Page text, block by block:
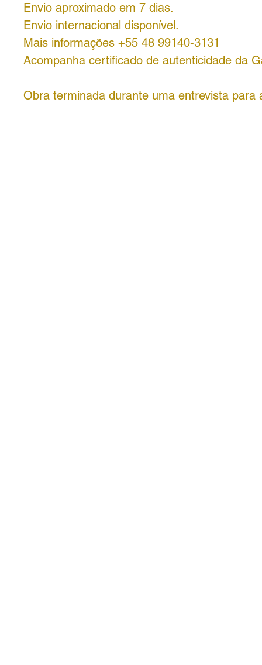
Envio aproximado em 7 dias.
Envio internacional disponível.
Mais informações +55 48 99140-3131
Acompanha certificado de autenticidade da
Obra terminada durante uma entrevista para